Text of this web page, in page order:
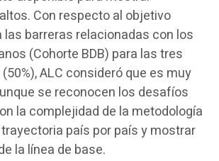
Con respecto al objetivo
las barreras relacionadas con los
(Cohorte BDB) para las tres
ALC consideró que es muy
se reconocen los desafíos
la complejidad de la metodología
país por país y mostrar
la línea de base.